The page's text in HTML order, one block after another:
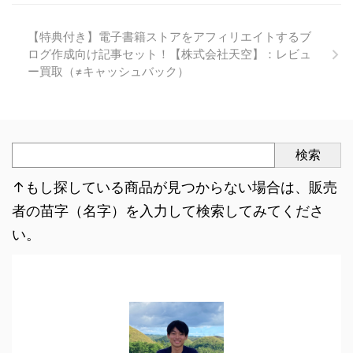
【特典付き】電子書籍ストアをアフィリエイトするブ
ログ作成向け記事セット！【株式会社天空】：レビュ
ー買取（≠キャッシュバック）
検索
↑もし探している商品が見つからない場合は、販売
者の苗字（名字）を入力して検索してみてくださ
い。